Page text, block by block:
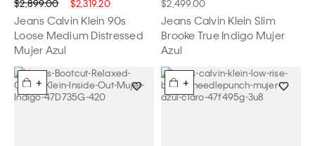
$2,899.00 $2,319.20
Jeans Calvin Klein 90s
Loose Medium Distressed
Mujer Azul
$2,499.00
Jeans Calvin Klein Slim
Brooke True Indigo Mujer
Azul
+ +